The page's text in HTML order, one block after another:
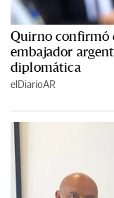
Quirno confirmó
embajador
diplomática
elDiarioAR